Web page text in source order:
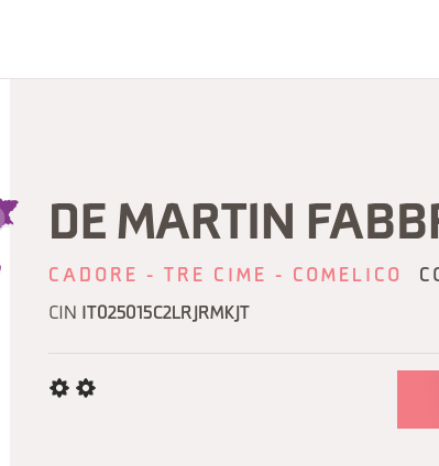
DE MARTIN
CADORE - TRE CIME - COMELICO
CIN
IT025015C2LRJRMKJT